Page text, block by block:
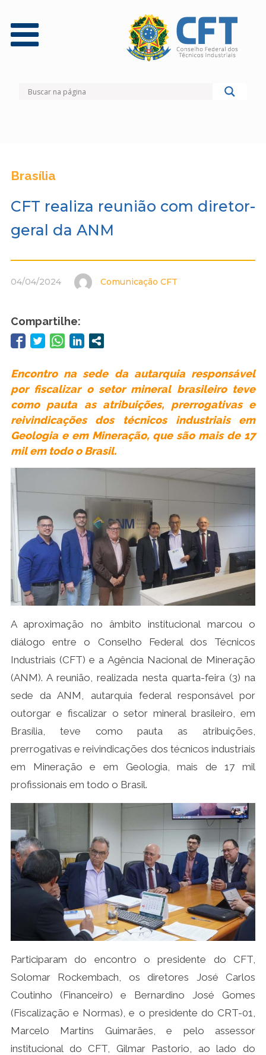
Brasília
CFT realiza reunião com diretor-
geral da ANM
04/04/2024 Comunicação CFT
Compartilhe:
Encontro na sede da autarquia responsável
por fiscalizar o setor mineral brasileiro teve
como pauta as atribuições, prerrogativas e
reivindicações dos técnicos industriais em
Geologia e em Mineração, que são mais de 17
mil em todo o Brasil.
A aproximação no âmbito institucional marcou o
diálogo entre o Conselho Federal dos Técnicos
Industriais (CFT) e a Agência Nacional de Mineração
(ANM). A reunião, realizada nesta quarta-feira (3) na
sede da ANM, autarquia federal responsável por
outorgar e fiscalizar o setor mineral brasileiro, em
Brasília, teve como pauta as atribuições,
prerrogativas e reivindicações dos técnicos industriais
em Mineração e em Geologia, mais de 17 mil
profissionais em todo o Brasil.
Participaram do encontro o presidente do CFT,
Solomar Rockembach, os diretores José Carlos
Coutinho (Financeiro) e Bernardino José Gomes
(Fiscalização e Normas), e o presidente do CRT-01,
Marcelo Martins Guimarães, e pelo assessor
institucional do CFT, Gilmar Pastorio, ao lado do